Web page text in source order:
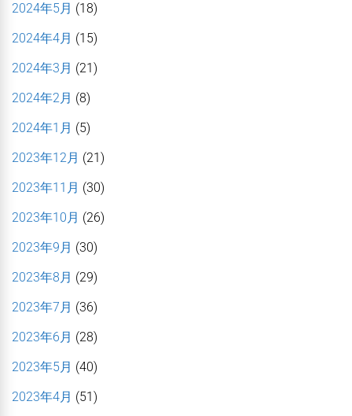
2024年5月 (18)
2024年4月 (15)
2024年3月 (21)
2024年2月 (8)
2024年1月 (5)
2023年12月 (21)
2023年11月 (30)
2023年10月 (26)
2023年9月 (30)
2023年8月 (29)
2023年7月 (36)
2023年6月 (28)
2023年5月 (40)
2023年4月 (51)